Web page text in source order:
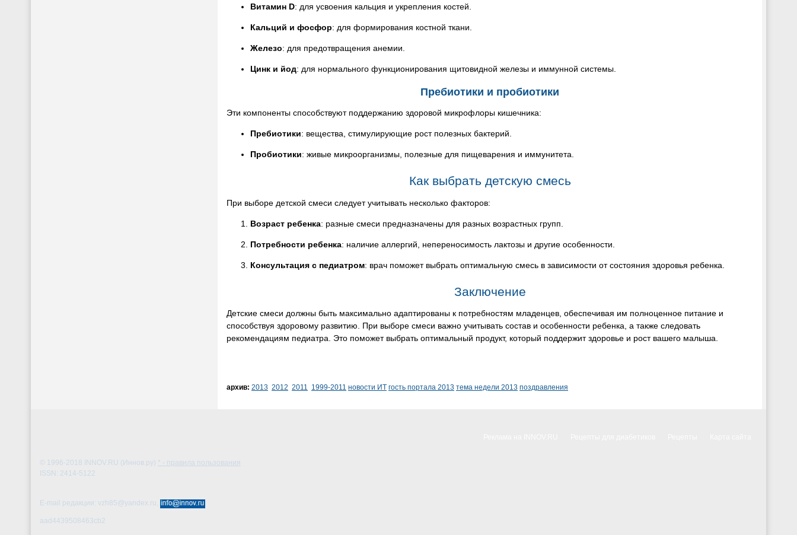
Витамин D: для усвоения кальция и укрепления костей.
Кальций и фосфор: для формирования костной ткани.
Железо: для предотвращения анемии.
Цинк и йод: для нормального функционирования щитовидной железы и иммунной системы.
Пребиотики и пробиотики
Эти компоненты способствуют поддержанию здоровой микрофлоры кишечника:
Пребиотики: вещества, стимулирующие рост полезных бактерий.
Пробиотики: живые микроорганизмы, полезные для пищеварения и иммунитета.
Как выбрать детскую смесь
При выборе детской смеси следует учитывать несколько факторов:
Возраст ребенка: разные смеси предназначены для разных возрастных групп.
Потребности ребенка: наличие аллергий, непереносимость лактозы и другие особенности.
Консультация с педиатром: врач поможет выбрать оптимальную смесь в зависимости от состояния здоровья ребенка.
Заключение
Детские смеси должны быть максимально адаптированы к потребностям младенцев, обеспечивая им полноценное питание и
способствуя здоровому развитию. При выборе смеси важно учитывать состав и особенности ребенка, а также следовать
рекомендациям педиатра. Это поможет выбрать оптимальный продукт, который поддержит здоровье и рост вашего малыша.
архив: 2013 2012 2011 1999-2011 новости ИТ гость портала 2013 тема недели 2013 поздравления
© 1996-2018 INNOV.RU (Иннов.ру) * - правила пользования
ISSN: 2414-5122
E-mail редакции: vzh85@yandex.ru,
aad4439508463cb2